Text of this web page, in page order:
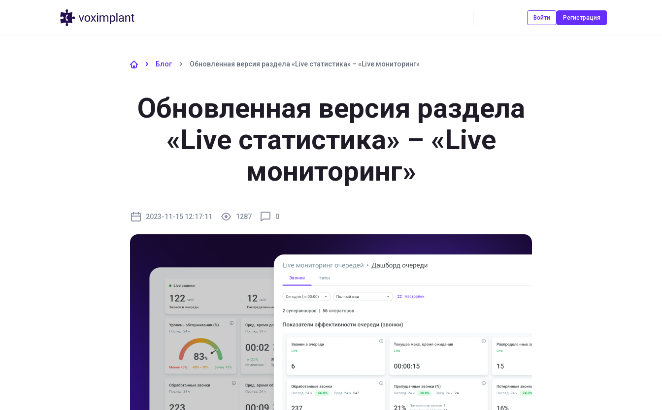
Войти Регистрация
Блог Обновленная версия раздела «Live статистика» – «Live мониторинг»
Обновленная версия раздела
«Live статистика» – «Live
мониторинг»
2023-11-15 12:17:11 1287 0